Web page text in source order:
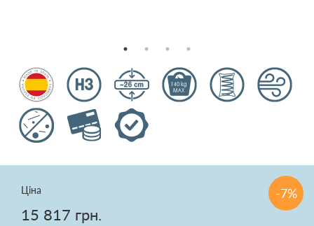
Текстиль для спальні
Розпродаж
-7%
Ціна
15 817 грн.